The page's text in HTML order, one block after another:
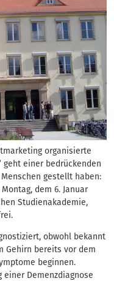
organisierte
geht einer bedrückenden
gestellt haben:
dem 6. Januar
Studienakademie,
obwohl bekannt
Gehirn bereits vor dem
beginnen.
einer Demenzdiagnose